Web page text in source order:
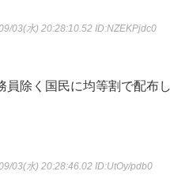
03(水) 20:28:10.52 ID:NZEKPjdc0
員除く国民に均等割で配布し
03(水) 20:28:46.02 ID:UtOy/pdb0